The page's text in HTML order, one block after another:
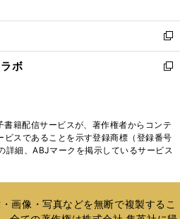
開
く
ウ
で
開
く
ン
ド
ウ
で
ウ
ィ
ン
ド
く
新
し
い
ド
ウ
で
ボ
新
ィ
ン
ド
開
籍配信サービスが、著作権者からコンテ
スであることを示す登録商標（登録番号
細、ABJマークを掲示しているサービス
画像・写真などを無断で複製するこ